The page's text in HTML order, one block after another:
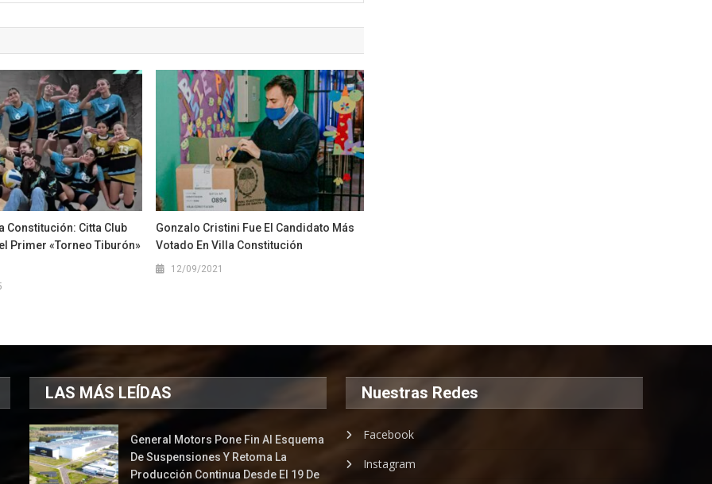
Constitución: Citta Club
Primer «Torneo Tiburón»
Gonzalo Cristini Fue El Candidato Más
Votado En Villa Constitución
12/09/2021
LAS MÁS LEÍDAS
General Motors Pone Fin Al Esquema
De Suspensiones Y Retoma La
Producción Continua Desde El 19 De
Nuestras Redes
Facebook
Instagram